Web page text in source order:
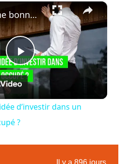
×
Play
Video
Est-ce une bonne idée d’investir dans un logement déjà occupé ?
d’investir dans un
?